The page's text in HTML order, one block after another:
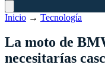
Inicio → Tecnología
La moto de
necesitarías